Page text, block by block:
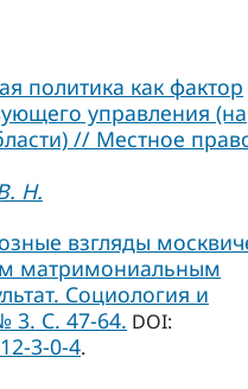
политика как фактор
управления (на
// Местное
Н.
взгляды
матримониальным
Социология и
3. С. 47-64. DOI:
3-0-4.